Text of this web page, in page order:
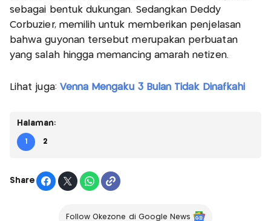
sebagai bentuk dukungan. Sedangkan Deddy
Corbuzier, memilih untuk memberikan penjelasan
bahwa guyonan tersebut merupakan perbuatan
yang salah hingga memancing amarah netizen.
Lihat juga: Venna Mengaku 3 Bulan Tidak Dinafkahi
Halaman:
1 2
Share
Follow Okezone di Google News